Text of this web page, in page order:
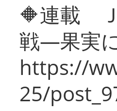
🔶連載
戦―果実
https://
25/